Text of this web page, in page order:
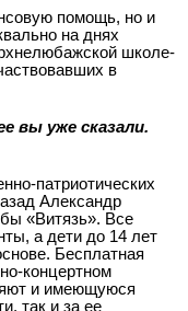
помощь, но и
на днях
школе-
в
вы уже сказали.
патриотических
Александр
«Витязь». Все
а дети до 14 лет
Бесплатная
концертном
и имеющуюся
так и за ее